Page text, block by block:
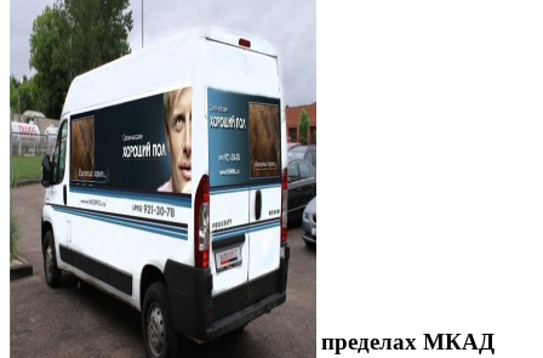
Выезд технолога на объект в пределах МКАД